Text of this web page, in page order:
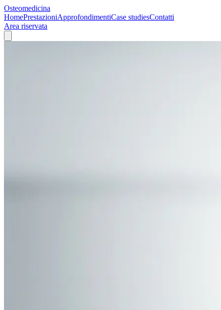
Osteomedicina
HomePrestazioniApprofondimentiCase studiesContatti
Area riservata